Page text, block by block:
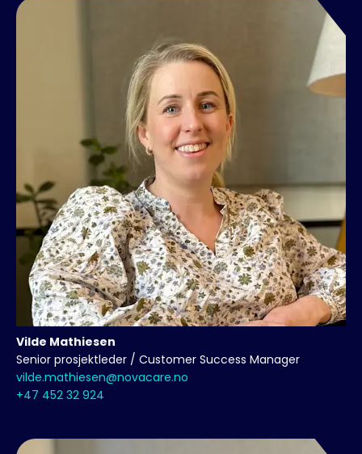
Vilde Mathiesen
Senior prosjektleder / Customer Success Manager
vilde.mathiesen@novacare.no
+47 452 32 924